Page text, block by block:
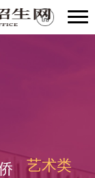
艺术类